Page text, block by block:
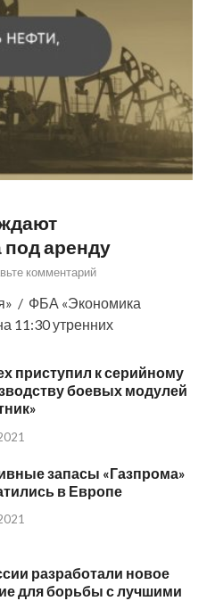
аренду
комментарий
/ ФБА «Экономика
11:30 утренних
приступил к серийному
боевых модулей
запасы «Газпрома»
в Европе
разработали новое
для борьбы с лучшими